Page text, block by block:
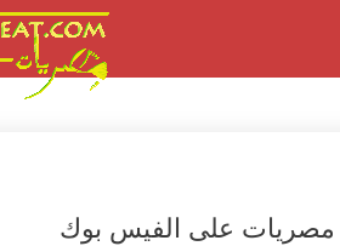
مصريات على الفيس بوك